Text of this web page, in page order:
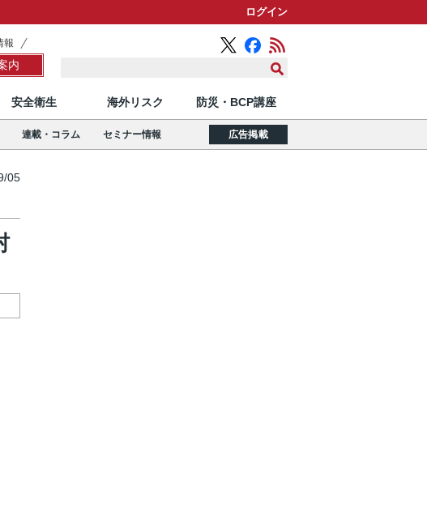
ログイン
報
内
安全衛生 海外リスク 防災・BCP講座
連載・コラム セミナー情報 広告掲載
05